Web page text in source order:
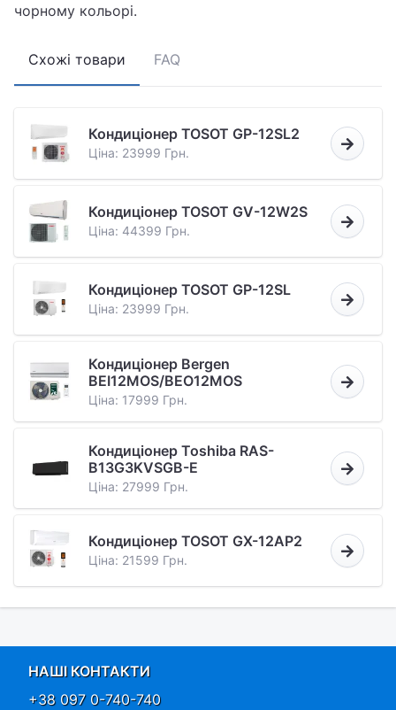
чорному кольорі.
Схожі товари FAQ
Кондиціонер TOSOT GP-12SL2
Ціна: 23999 Грн.
Кондиціонер TOSOT GV-12W2S
Ціна: 44399 Грн.
Кондиціонер TOSOT GP-12SL
Ціна: 23999 Грн.
Кондиціонер Bergen
BEI12MOS/BEO12MOS
Ціна: 17999 Грн.
Кондиціонер Toshiba RAS-
B13G3KVSGB-E
Ціна: 27999 Грн.
Кондиціонер TOSOT GX-12AP2
Ціна: 21599 Грн.
НАШІ КОНТАКТИ
+38 097 0-740-740